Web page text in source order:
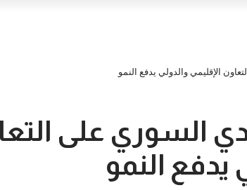
الإقليمي والدولي يدفع النمو
السوري على
يدفع النمو